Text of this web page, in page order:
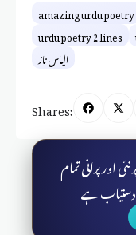
amazing urdu poetry
urdu poetry 2 lines
الیاس ناز
Shares:
اور پرانی تمام
ہے